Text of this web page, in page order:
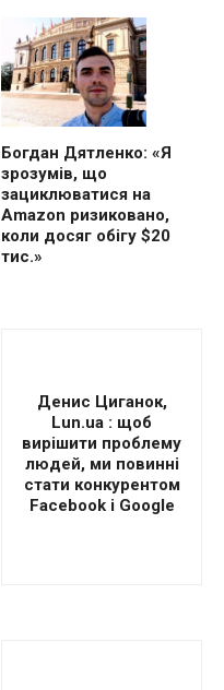
Богдан Дятленко: «Я
зрозумів, що
зациклюватися на
Amazon ризиковано,
коли досяг обігу $20
тис.»
Денис Циганок,
Lun.ua : щоб
вирішити проблему
людей, ми повинні
стати конкурентом
Facebook і Google